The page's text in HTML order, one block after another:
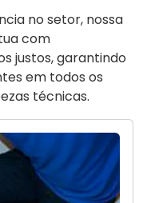
no setor, nossa
com
justos, garantindo
em todos os
técnicas.